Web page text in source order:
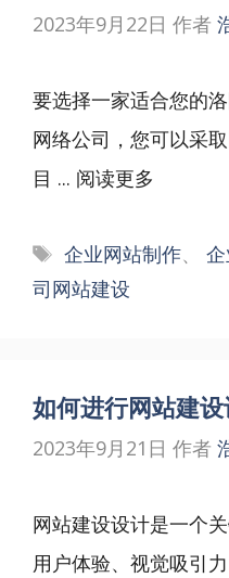
2023年9月22日 作者
要选择一家适合您的
网络公司，您可以采
目 ... 阅读更多
标
签
企业网站制作、
司网站建设
如何进行网站建
2023年9月21日 作者
网站建设设计是一个
用户体验、视觉吸引